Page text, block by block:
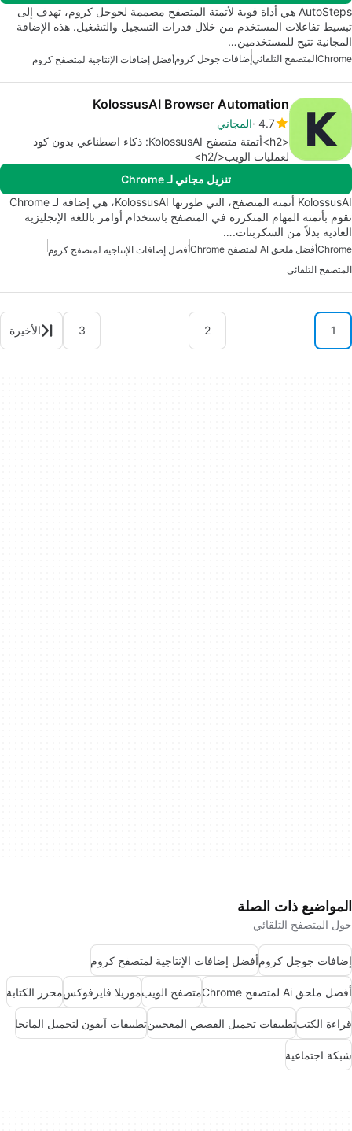
AutoSteps هي أداة قوية لأتمتة المتصفح مصممة لجوجل كروم، تهدف إلى
تبسيط تفاعلات المستخدم من خلال قدرات التسجيل والتشغيل. هذه الإضافة
المجانية تتيح للمستخدمين…
Chromeالمتصفح التلقائيإضافات جوجل كرومأفضل إضافات الإنتاجية لمتصفح كروم
KolossusAI Browser Automation
4.7 المجاني
<h2>أتمتة متصفح KolossusAI: ذكاء اصطناعي بدون كود
لعمليات الويب</h2>
تنزيل مجاني لـ Chrome
KolossusAI أتمتة المتصفح، التي طورتها KolossusAI، هي إضافة لـ Chrome
تقوم بأتمتة المهام المتكررة في المتصفح باستخدام أوامر باللغة الإنجليزية
العادية بدلاً من السكربتات.…
Chromeأفضل ملحق AI لمتصفح Chrome
أفضل إضافات الإنتاجية لمتصفح كروم
المتصفح التلقائي
1
2
3 الأخيرة
المواضيع ذات الصلة
حول المتصفح التلقائي
إضافات جوجل كرومأفضل إضافات الإنتاجية لمتصفح كروم
أفضل ملحق Ai لمتصفح Chrome متصفح الويبموزيلا فايرفوكسمحرر الكتابة
قراءة الكتبتطبيقات تحميل القصص المعجبينتطبيقات آيفون لتحميل المانجا
شبكة اجتماعية